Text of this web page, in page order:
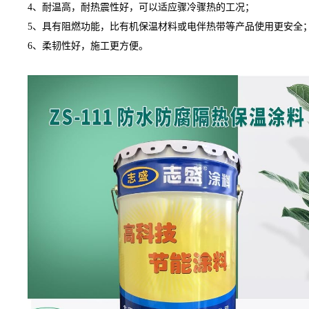
4、耐温高，耐热震性好，可以适应骤冷骤热的工况；
5、具有阻燃功能，比有机保温材料或电伴热带等产品使用更安全
6、柔韧性好，施工更方便。